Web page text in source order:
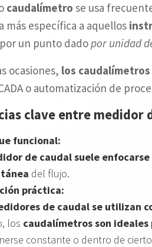
caudalímetro se usa
más específica a aquellos
un punto dadopor unidad
ocasiones, los
o automatización de
clave entre medidor
funcional:
de caudal suele
del flujo.
práctica:
de caudal se utilizan
los caudalímetros son
constante o dentro de